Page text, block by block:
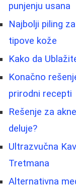
punjenju usana
Najbolji piling
tipove kože
Kako da
Konačno
prirodni recepti
Rešenje za
deluje?
Ultrazvučna
Tretmana
Alternativna